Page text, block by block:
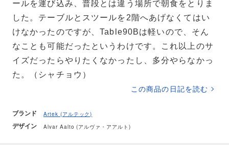
ールを運び込み、普段とは違う場所で朝食をとりま
した。テーブルとスツールを2階へあげなくてはい
けなかったのですが、Table90Bは軽いので、そん
なことも可能だったというわけです。これ以上のサ
イズだったらやりたくなかったし、多分やらなかっ
た。（シャチョウ）
この商品の日記を読む
ブランド Artek (アルテック)
デザイン Alvar Aalto (アルヴァ・アアルト)